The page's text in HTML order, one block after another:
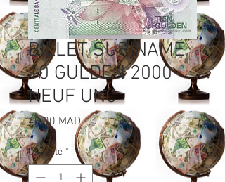
BILLET SURINAME
10 GULDEN 2000
NEUF UNC
40,00 MADPrix
Quantité *